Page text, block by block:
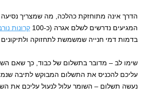
הדרך אינה מתוחזקת כהלכה, מה שמצריך
המגיעים נדרשים לשלם אגרה (כ-100
קרונות
בדמות דמי חנייה שמשמשת לתחזוקה
שימו לב – מדובר בתשלום של כבוד, כך שאם
עליכם להכניס את התשלום המבוקש לתיבה
נעשה תשלום – השומר עלול לנעול עליכם את